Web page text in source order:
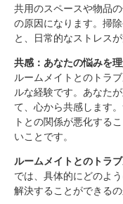
共用のスペースや物品
の原因になります。掃
と、日常的なストレスが
共感：あなたの悩みを
ルームメイトとのトラ
ルな経験です。あなた
て、心から共感します
トとの関係が悪化する
いことです。
ルームメイトとのトラ
では、具体的にどのよ
解決することができる
スペインでのサッ
トラブル対策
ルームメイトとの
1. 生活リズムの
2. 文化の違い
3. 生活空間の管